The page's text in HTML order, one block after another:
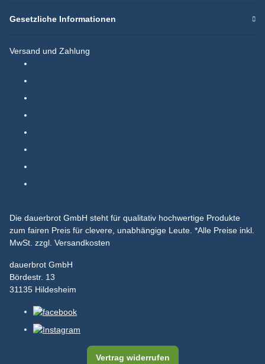
Gesetzliche Informationen
Versand und Zahlung
Die dauerbrot GmbH steht für qualitativ hochwertige Produkte
zum fairen Preis für clevere, unabhängige Leute. *Alle Preise inkl.
MwSt. zzgl. Versandkosten
dauerbrot GmbH
Bördestr. 13
31135 Hildesheim
Vertrag widerrufen